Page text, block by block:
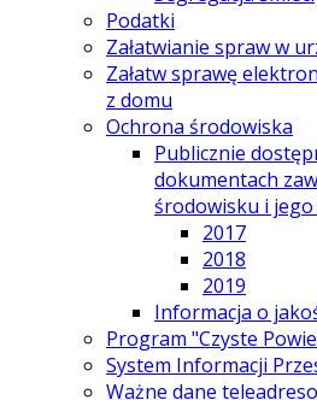
Podatki
Załatwianie spraw w
Załatw sprawę
z domu
Ochrona środowiska
Publicznie
dokumentach
środowisku i
2017
2018
2019
Informacja o
Program "Czyste
System Informacji
Ważne dane